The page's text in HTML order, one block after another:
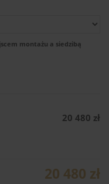
montażu a siedzibą
20 480 zł
20 480 zł